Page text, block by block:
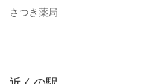
さつき薬局